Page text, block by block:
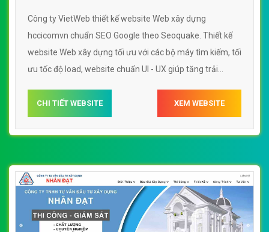
Công ty VietWeb thiết kế website Web xây dựng
hccicomvn chuẩn SEO Google theo Seoquake. Thiết kế
website Web xây dựng tối ưu với các bộ máy tìm kiếm, tối
ưu tốc độ load, website chuẩn UI - UX giúp tăng trải
hccicomvn
CHI TIẾT WEBSITE XEM WEBSITE